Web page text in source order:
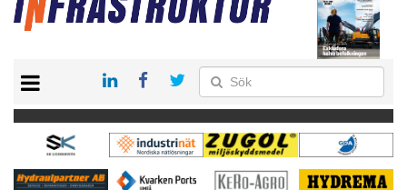
KONTAKT
VÅRA ANDRA MAGASIN
PRENUMERERA